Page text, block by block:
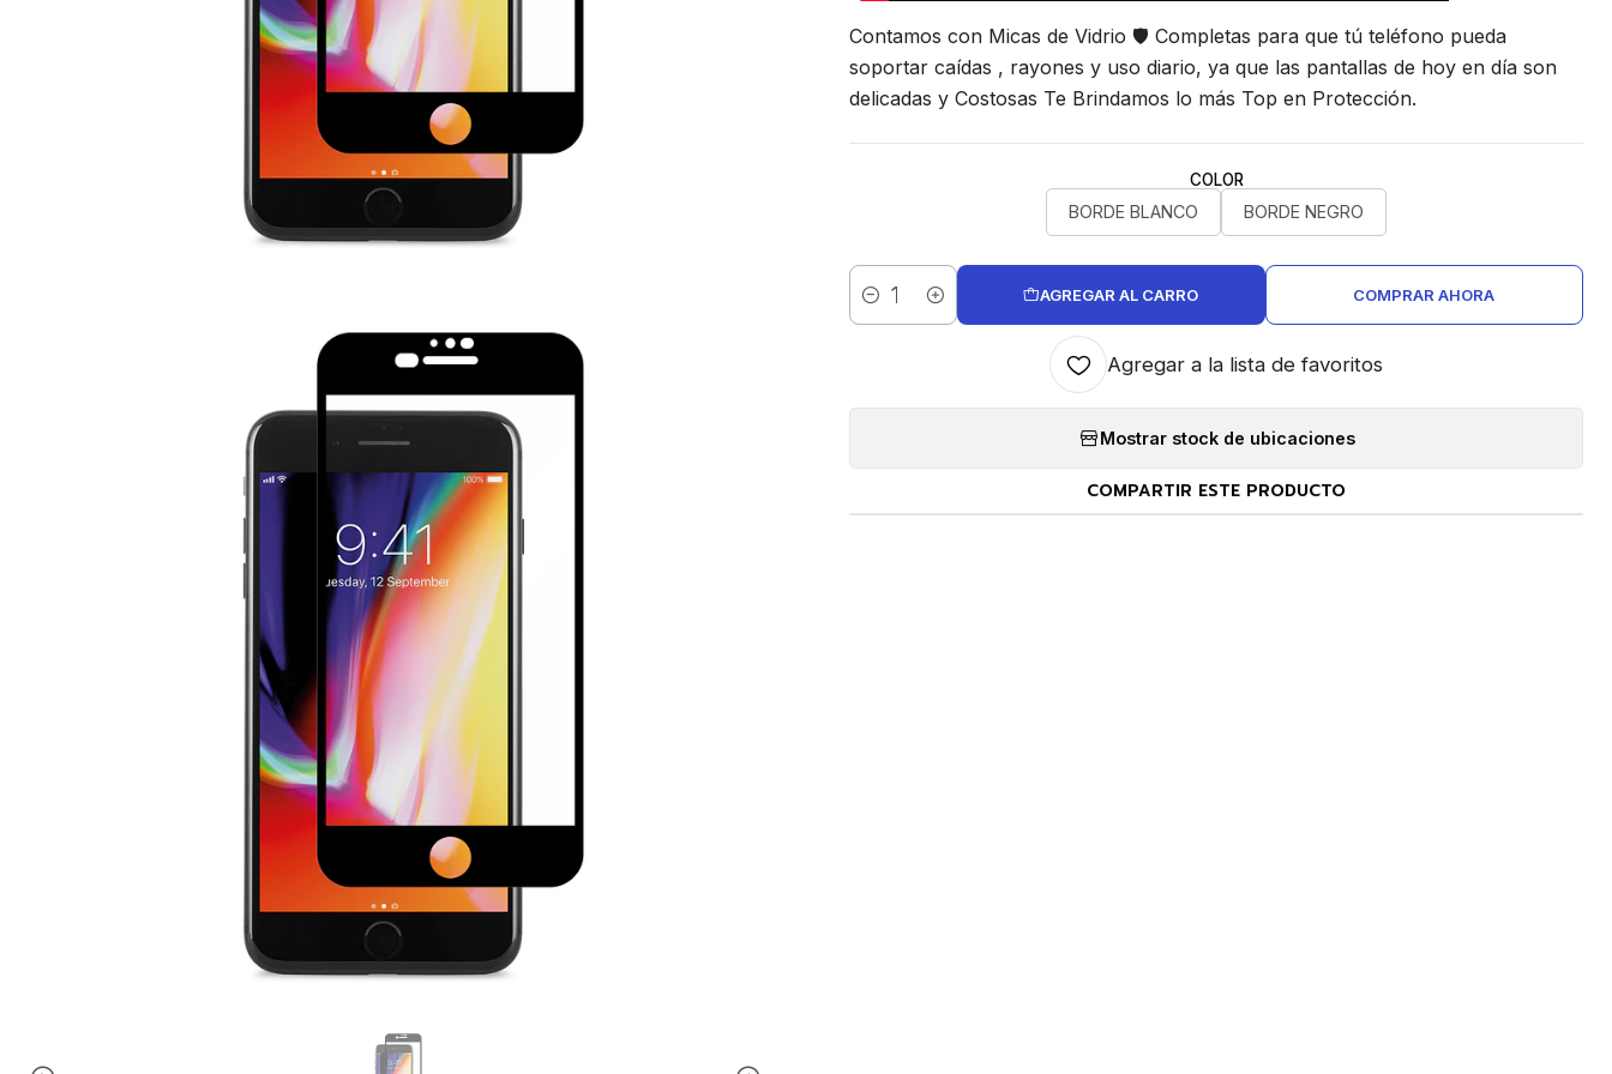
Contamos con Micas de Vidrio 🛡 Completas para que tú teléfono pueda
soportar caídas , rayones y uso diario, ya que las pantallas de hoy en día son
delicadas y Costosas Te Brindamos lo más Top en Protección.
COLOR
BORDE BLANCO BORDE NEGRO
Cantidad
AGREGAR AL CARRO COMPRAR AHORA
Agregar a la lista de favoritos
Mostrar stock de ubicaciones
COMPARTIR ESTE PRODUCTO